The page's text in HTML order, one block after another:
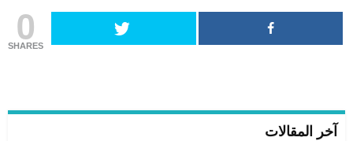
0
SHARES
آخر المقالات